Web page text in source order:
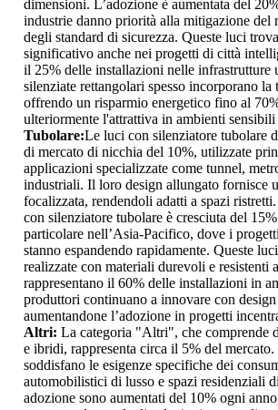
dimensioni. L’adozione è aumentata del
industrie danno priorità alla mitigazione del
degli standard di sicurezza. Queste luci
significativo anche nei progetti di città
il 25% delle installazioni nelle infrastrutture
silenziate rettangolari spesso incorporano
offrendo un risparmio energetico fino al
ulteriormente l'attrattiva in ambienti sensibili
Tubolare:Le luci con silenziatore tubolare
di mercato di nicchia del 10%, utilizzate
applicazioni specializzate come tunnel,
industriali. Il loro design allungato fornisce
focalizzata, rendendoli adatti a spazi
con silenziatore tubolare è cresciuta del
particolare nell’Asia-Pacifico, dove i
stanno espandendo rapidamente. Queste
realizzate con materiali durevoli e resistenti
rappresentano il 60% delle installazioni in
produttori continuano a innovare con
aumentandone l’adozione in progetti
Altri: La categoria "Altri", che comprende
e ibridi, rappresenta circa il 5% del
soddisfano le esigenze specifiche dei
automobilistici di lusso e spazi residenziali
adozione sono aumentati del 10% ogni